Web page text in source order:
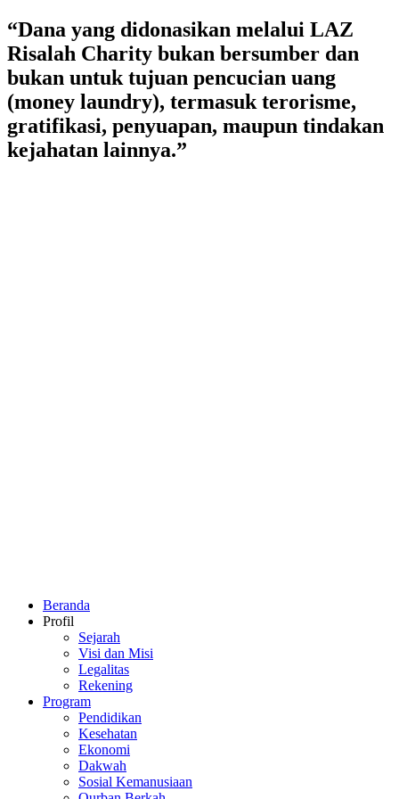
Lewati
ke
konten
“Dana yang didonasikan melalui LAZ
Risalah Charity bukan bersumber dan
bukan untuk tujuan pencucian uang
(money laundry), termasuk terorisme,
gratifikasi, penyuapan, maupun tindakan
kejahatan lainnya.”
Beranda
Profil
Sejarah
Visi dan Misi
Legalitas
Rekening
Program
Pendidikan
Kesehatan
Ekonomi
Dakwah
Sosial Kemanusiaan